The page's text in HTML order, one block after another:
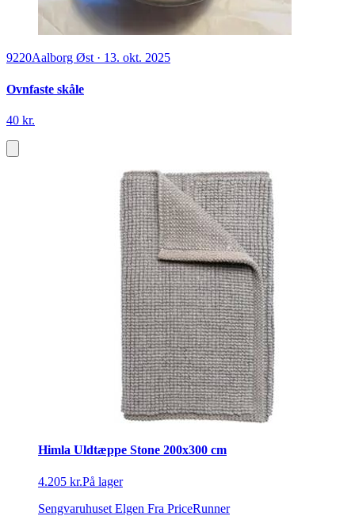
9220Aalborg Øst· 13. okt. 2025
Ovnfaste skåle
40 kr.
Himla Uldtæppe Stone 200x300 cm
4.205 kr.På lager
Sengvaruhuset Elgen Fra PriceRunner